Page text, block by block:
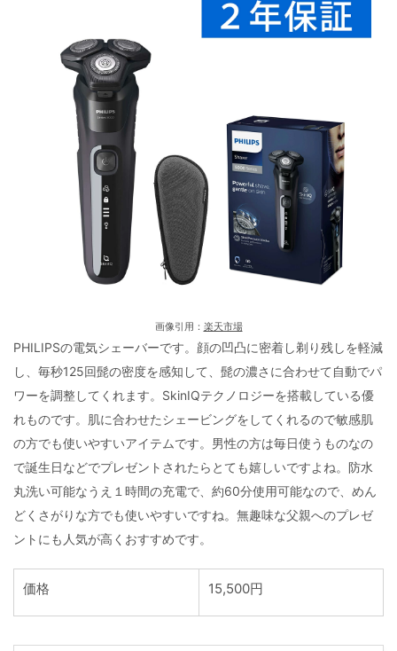
画像引用： 楽天市場
PHILIPSの電気シェーバーです。顔の凹凸に密着し剃り残しを軽減
し、毎秒125回髭の密度を感知して、髭の濃さに合わせて自動でパ
ワーを調整してくれます。SkinIQテクノロジーを搭載している優
れものです。肌に合わせたシェービングをしてくれるので敏感肌
の方でも使いやすいアイテムです。男性の方は毎日使うものなの
で誕生日などでプレゼントされたらとても嬉しいですよね。防水
丸洗い可能なうえ１時間の充電で、約60分使用可能なので、めん
どくさがりな方でも使いやすいですね。無趣味な父親へのプレゼ
ントにも人気が高くおすすめです。
価格 15,500円